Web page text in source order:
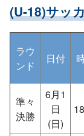
(U-18)サッ
ラウ
ンド
日付
準々
決勝
6月1
日
(日)